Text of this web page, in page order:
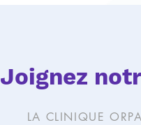
Joignez
LA CLINIQUE